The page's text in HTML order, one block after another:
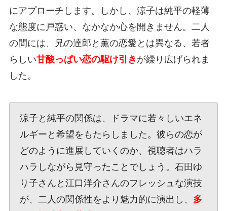
にアプローチします。しかし、涼子は純平の軽薄
な態度に戸惑い、なかなか心を開きません。二人
の間には、兄の達郎と薫の恋愛とは異なる、若者
らしい甘酸っぱい恋の駆け引き が繰り広げられま
した。
涼子と純平の関係は、ドラマに若々しいエネ
ルギーと希望をもたらしました。彼らの恋が
どのように進展していくのか、視聴者はハラ
ハラしながら見守ったことでしょう。石田ゆ
り子さんと江口洋介さんのフレッシュな演技
が、二人の関係性をより魅力的に演出し、 多